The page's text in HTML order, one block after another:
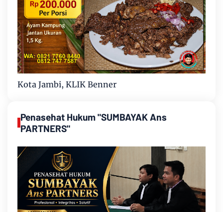
Kota Jambi, KLIK Benner
Penasehat Hukum "SUMBAYAK Ans
PARTNERS"